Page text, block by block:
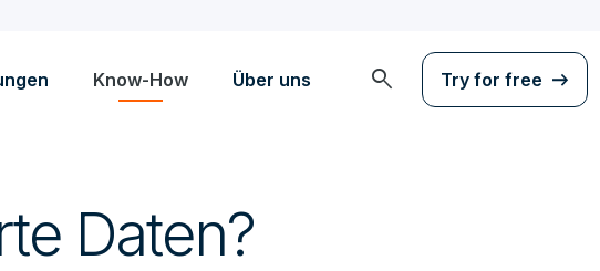
Know-How Über uns search Try for free
Daten?